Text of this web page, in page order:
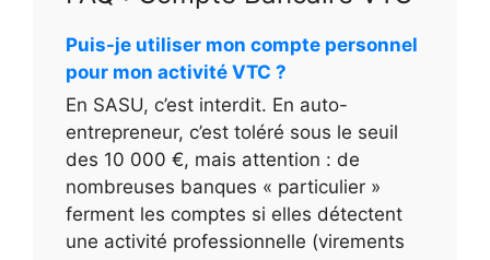
Puis-je utiliser mon compte personnel
pour mon activité VTC ?
En SASU, c’est interdit. En auto-
entrepreneur, c’est toléré sous le seuil
des 10 000 €, mais attention : de
nombreuses banques « particulier »
ferment les comptes si elles détectent
une activité professionnelle (virements